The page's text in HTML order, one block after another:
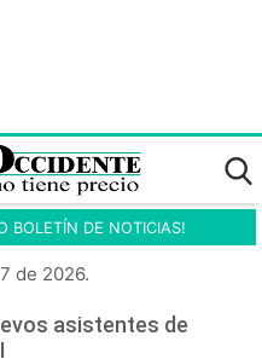
BOLETÍN DE NOTICIAS!
de 2026.
asistentes de